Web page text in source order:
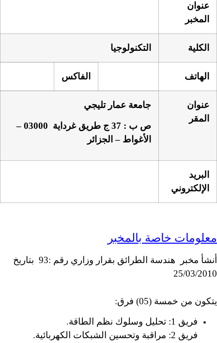
عنوان
المخبر
الكلية التكنولوجيا
الهاتف الفاكس
عنوان
المقر
جامعة عمار تليجي
ص ب : 37 ج طريق غرداية
03000 –
الأغواط – الجزائر
البريد
الإلكتروني
معلومات خاصة بالمخبر
أنشأ مخبر هندسة الطرائق بقرار وزاري رقم :93 بتاريخ
25/03/2010
يتكون من خمسة (05) فرق:
فريق 1: تحليل وسلوك نظم الطاقة.
فريق 2: مراقبة وتحسين الشبكات الكهربائية.